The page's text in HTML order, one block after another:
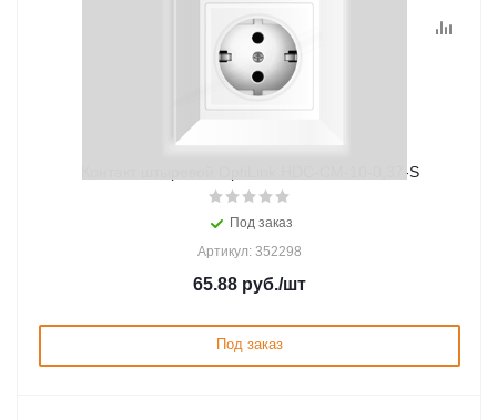
Контакт штыревой OptiLink HDC-CM-10-0,37-S
Под заказ
Артикул: 352298
65.88 руб./шт
Под заказ